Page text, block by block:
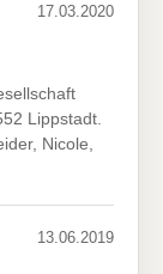
17.03.2020
Lippstadt.
Nicole,
13.06.2019